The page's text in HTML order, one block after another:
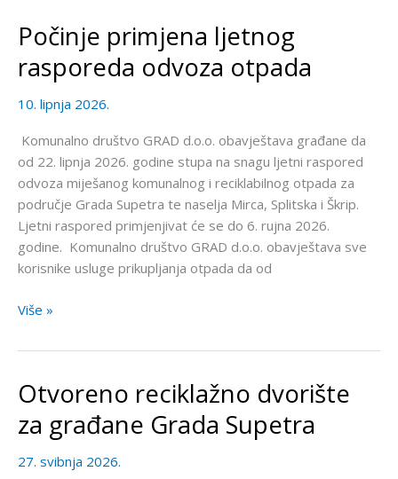
Počinje primjena ljetnog
rasporeda odvoza otpada
10. lipnja 2026.
Komunalno društvo GRAD d.o.o. obavještava građane da
od 22. lipnja 2026. godine stupa na snagu ljetni raspored
odvoza miješanog komunalnog i reciklabilnog otpada za
područje Grada Supetra te naselja Mirca, Splitska i Škrip.
Ljetni raspored primjenjivat će se do 6. rujna 2026.
godine. Komunalno društvo GRAD d.o.o. obavještava sve
korisnike usluge prikupljanja otpada da od
Počinje
primjena
ljetnog
odvoza
otpada
Više »
Otvoreno reciklažno dvorište
za građane Grada Supetra
27. svibnja 2026.
Otvoreno
dvorište